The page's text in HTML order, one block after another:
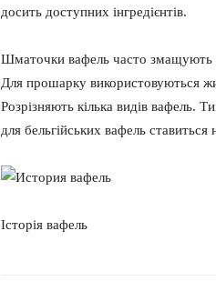
досить доступних інгредієнтів.
Шматочки вафель часто змащують
Для прошарку використовуються
Розрізняють кілька видів вафель.
для бельгійських вафель
Історія вафель